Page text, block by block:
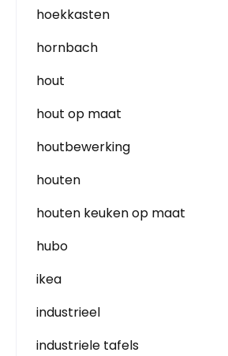
hoekkasten
hornbach
hout
hout op maat
houtbewerking
houten
houten keuken op maat
hubo
ikea
industrieel
industriele tafels